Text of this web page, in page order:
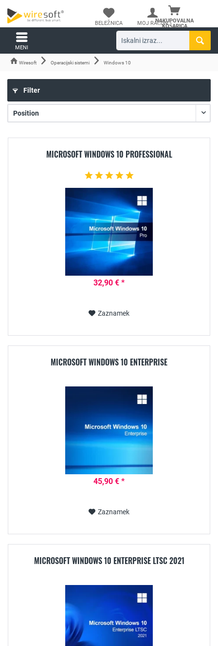
NAKUPOVALNA
KOŠARICA
BELEŽNICA MOJ RAČUN
MENI
Wiresoft Operacijski sistemi Windows 10
Filter
MICROSOFT WINDOWS 10 PROFESSIONAL
32,90 € *
Zaznamek
MICROSOFT WINDOWS 10 ENTERPRISE
45,90 € *
Zaznamek
MICROSOFT WINDOWS 10 ENTERPRISE LTSC 2021